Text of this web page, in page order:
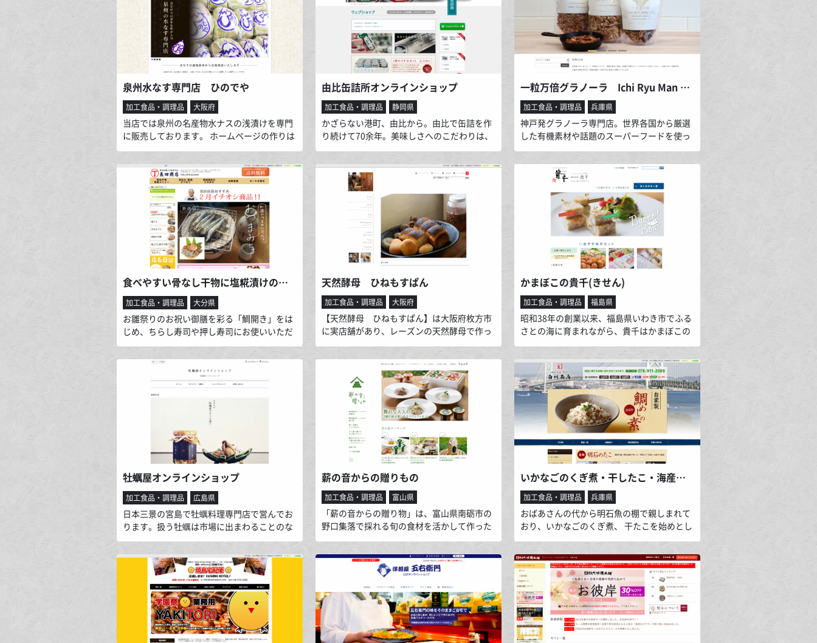
上げたオリジナルのフレーバーナッツを販売
しています。
販売中です。
泉州水なす専門店 ひのでや
加工食品・調理品 大阪府
当店では泉州の名産物水ナスの浅漬けを専門
に販売しております。 ホームページの作りは
自社公式ホームページ（ワードプレスで制
作）とカラーミーショップを合体させていま
す。 年々全国的にも有名になってきています
泉州の水ナスの専門店です。
由比缶詰所オンラインショップ
加工食品・調理品 静岡県
かざらない港町、由比から。由比で缶詰を作
り続けて70余年。美味しさへのこだわりは、
由比のまちとひとに支えられています。 昭和
23年に由比缶詰所を設立。主に卸しで製造し
ていた由比缶詰所ですが、「社員自身が作っ
たことに胸を張れる自社商品を」と自社ブラ
ンド商品を作りました。 原料や作り方にこだ
わったこの商品は、現在地元由比でのちょっ
とした手みやげや冠婚葬祭等、日常的に贈り
合うものとしてお使い頂いてます。
一粒万倍グラノーラ Ichi Ryu Man Bai
加工食品・調理品 兵庫県
神戸発グラノーラ専門店。世界各国から厳選
した有機素材や話題のスーパーフードを使っ
た新しいグラノーラをご提案。 もっと自由に
新しく、美味しさと健康を日本の食卓に広め
たい。そんな思いをこめて一粒ひとつぶ丁寧
に焼き上げています。
食べやすい骨なし干物に塩糀漬けの絶品干物！125年伝統の九州・大分ひもの専門店《長田商店》
加工食品・調理品 大分県
お雛祭りのお祝い御膳を彩る「鯛開き」をは
じめ、ちらし寿司や押し寿司にお使いいただ
けるように３枚におろした「鯛の切り身の酢
〆」、色鮮やかな蒲江特産の「緋扇貝の一夜
干し」、また、ほんのりと磯の香ただよう
「トコブシの甘辛煮」やお子様に大人気の
「焼きいか」、「あじみりん干し」、地元の
海水で出来た手作り塩を使い海風で干し上げ
た、ちょっとプレミアムな「天日干しあじ開
き」など、７品のお詰め合わせでございま
天然酵母 ひねもすぱん
加工食品・調理品 大阪府
【天然酵母 ひねもすぱん】は大阪府枚方市
に実店舗があり、レーズンの天然酵母で作っ
たぱんを販売しています。「毎日食べても飽
きないシンプルな食事ぱんとおやつ」をめざ
しています。不要なものは省き、できるだけ
身体にやさしい材料を使っています。素材の
うまみを自然の力でひきだした、噛むほどに
粉の風味や素材の味を感じることができるぱ
んです。
かまぼこの貴千(きせん)
加工食品・調理品 福島県
昭和38年の創業以来、福島県いわき市でふる
さとの海に育まれながら、貴千はかまぼこの
可能性を追い求めてきました。 貴千のこだわ
り、それは、余計な物は何も足さずに魚本来
の味と食感を引き出すということ。厳選され
た素材を、職人の確かな技術と心で丁寧に摺
りあげています。保存料は不使用。一部の成
形を除いて全て手造りで仕上げています。魚
本来のうまさが際立つ貴千自慢の蒲鉾をどう
ぞご賞味ください。
牡蠣屋オンラインショップ
加工食品・調理品 広島県
日本三景の宮島で牡蠣料理専門店で営んでお
ります。扱う牡蠣は市場に出まわることのな
い、広島県産の選び抜かれたものだけを使用
しています。最高の素材を経験と知識をもと
に、シンプルな料理で美味しく提供し、調味
料でさえ牡蠣を原材料にした独自製法による
もので提案しております。その中の商品「牡
蠣屋のオイル漬け」はそれらのこだわりが込
められており、仕上がりは海のチーズを彷彿
とさせる味わいとなっております。
薪の音からの贈りもの
加工食品・調理品 富山県
「薪の音からの贈り物」は、富山県南砺市の
野口集落で採れる旬の食材を活かして作った
商品を全国の皆様にお届けしています。商品
は「里山のオーベルジュ薪の音」レストラン
でもお客様にお出ししており、家でも食べた
いというお客様の声からサイトを立ち上げま
した。野口集落の菜園で育てたこだわりの野
菜をはじめ、地元でとれる旬な食材を使用し
生産した商品は、「安全・安心」であり、味
にもこだわって製法しました。
いかなごのくぎ煮・干したこ・海産物の通販ショップ 【明石 魚の棚 白川南店】
加工食品・調理品 兵庫県
おばあさんの代から明石魚の棚で親しまれて
おり、いかなごのくぎ煮、 干たこを始めとし
た明石・淡路の海産物や全国各地の海産物、
お惣菜（自家製味噌漬け・自家製鯛めしの
素、実店舗では自家製天ぷらも人気です。）
をお手頃価格にて販売しております。